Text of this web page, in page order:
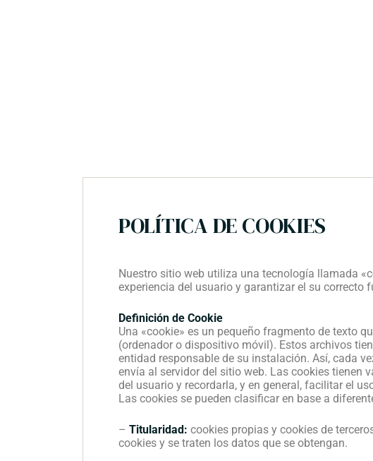
POLÍTICA DE COOKIES
Nuestro sitio web utiliza una tecnología llamada
experiencia del usuario y garantizar el su correcto
Definición de Cookie
Una «cookie» es un pequeño fragmento de texto
(ordenador o dispositivo móvil). Estos archivos
entidad responsable de su instalación. Así, cada
envía al servidor del sitio web. Las cookies tienen
del usuario y recordarla, y en general, facilitar el
Las cookies se pueden clasificar en base a
– Titularidad: cookies propias y cookies de
cookies y se traten los datos que se obtengan.